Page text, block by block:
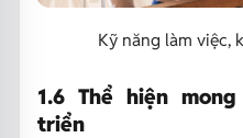
Kỹ năng làm việc,
1.6 Thể hiện
triển